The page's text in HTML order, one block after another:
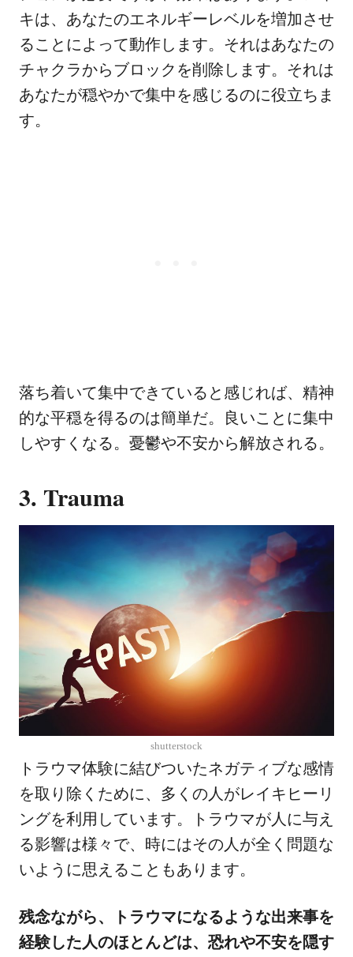
キは、あなたのエネルギーレベルを増加させ
ることによって動作します。それはあなたの
チャクラからブロックを削除します。それは
あなたが穏やかで集中を感じるのに役立ちま
す。
落ち着いて集中できていると感じれば、精神
的な平穏を得るのは簡単だ。良いことに集中
しやすくなる。憂鬱や不安から解放される。
3. Trauma
shutterstock
トラウマ体験に結びついたネガティブな感情
を取り除くために、多くの人がレイキヒーリ
ングを利用しています。トラウマが人に与え
る影響は様々で、時にはその人が全く問題な
いように思えることもあります。
残念ながら、トラウマになるような出来事を
経験した人のほとんどは、恐れや不安を隠す